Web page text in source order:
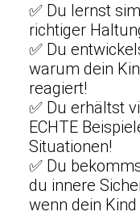
✅ Du lernst
richtiger
✅ Du
warum dein
reagiert!
✅ Du erhältst
ECHTE
Situationen!
✅ Du
du innere
wenn dein